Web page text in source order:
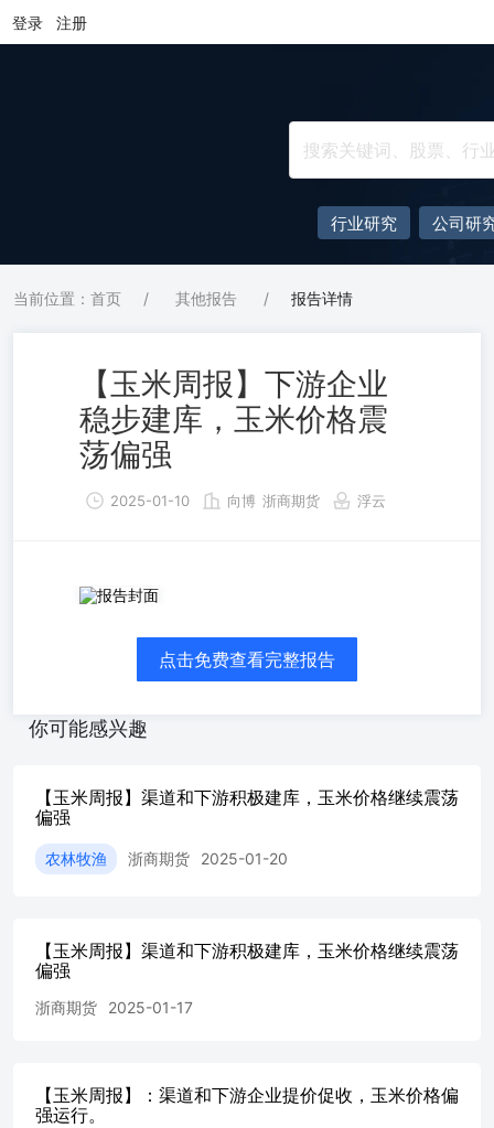
登录 注册
行业研究 公司研
当前位置：首页 / 其他报告 / 报告详情
【玉米周报】下游企业
稳步建库，玉米价格震
荡偏强
2025-01-10 向博 浙商期货 浮云
点击免费查看完整报告
你可能感兴趣
【玉米周报】渠道和下游积极建库，玉米价格继续震荡
偏强
农林牧渔 浙商期货 2025-01-20
【玉米周报】渠道和下游积极建库，玉米价格继续震荡
偏强
浙商期货 2025-01-17
【玉米周报】：渠道和下游企业提价促收，玉米价格偏
强运行。